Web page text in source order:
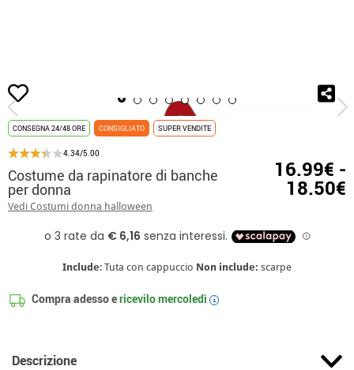
Inizio Costume da rapinatore di banche per
CONSEGNA 24/48 ORE CONSIGLIATO SUPER VENDITE
4.34/5.00
Costume da rapinatore di banche
per donna
Vedi Costumi donna halloween
16.99€ -
18.50€
Include: Tuta con cappuccio Non include: scarpe
Compra adesso ericevilomercoledì i
Descrizione